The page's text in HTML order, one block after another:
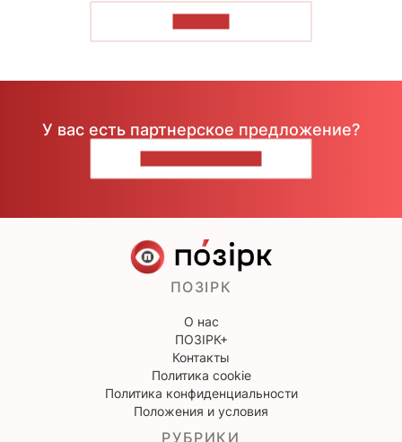
У вас есть партнерское предложение?
ПОЗІРК
О нас
ПОЗІРК+
Контакты
Политика cookie
Политика конфиденциальности
Положения и условия
РУБРИКИ